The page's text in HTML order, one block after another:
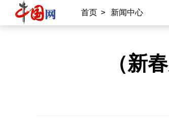
首页 > 新闻中心
（新